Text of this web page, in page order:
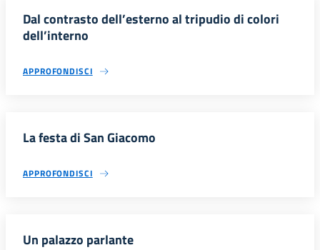
Dal contrasto dell’esterno al tripudio di colori
dell’interno
APPROFONDISCI
La festa di San Giacomo
APPROFONDISCI
Un palazzo parlante